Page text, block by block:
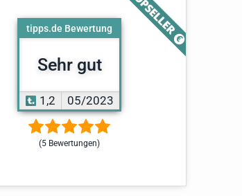
tipps.de Bewertung
Sehr gut
1,2 05/2023
(5 Bewertungen)